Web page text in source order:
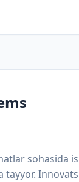
real foydalar
sohasida